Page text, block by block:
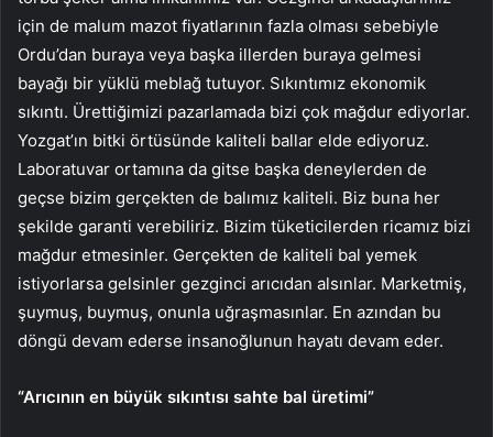
için de malum mazot fiyatlarının fazla olması sebebiyle
Ordu’dan buraya veya başka illerden buraya gelmesi
bayağı bir yüklü meblağ tutuyor. Sıkıntımız ekonomik
sıkıntı. Ürettiğimizi pazarlamada bizi çok mağdur ediyorlar.
Yozgat’ın bitki örtüsünde kaliteli ballar elde ediyoruz.
Laboratuvar ortamına da gitse başka deneylerden de
geçse bizim gerçekten de balımız kaliteli. Biz buna her
şekilde garanti verebiliriz. Bizim tüketicilerden ricamız bizi
mağdur etmesinler. Gerçekten de kaliteli bal yemek
istiyorlarsa gelsinler gezginci arıcıdan alsınlar. Marketmiş,
şuymuş, buymuş, onunla uğraşmasınlar. En azından bu
döngü devam ederse insanoğlunun hayatı devam eder.
“Arıcının en büyük sıkıntısı sahte bal üretimi”